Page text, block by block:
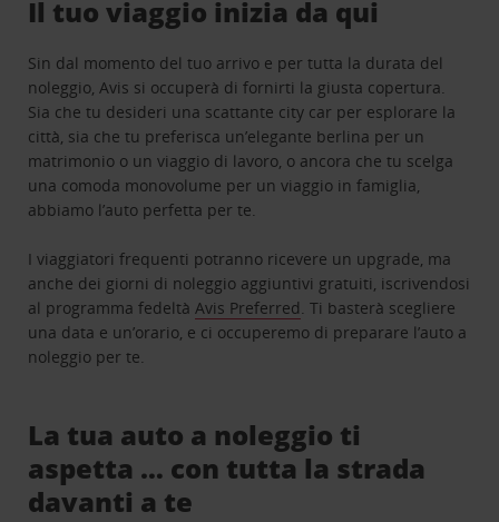
Il tuo viaggio inizia da qui
Sin dal momento del tuo arrivo e per tutta la durata del
noleggio, Avis si occuperà di fornirti la giusta copertura.
Sia che tu desideri una scattante city car per esplorare la
città, sia che tu preferisca un’elegante berlina per un
matrimonio o un viaggio di lavoro, o ancora che tu scelga
una comoda monovolume per un viaggio in famiglia,
abbiamo l’auto perfetta per te.
I viaggiatori frequenti potranno ricevere un upgrade, ma
anche dei giorni di noleggio aggiuntivi gratuiti, iscrivendosi
al programma fedeltàAvis Preferred. Ti basterà scegliere
una data e un’orario, e ci occuperemo di preparare l’auto a
noleggio per te.
La tua auto a noleggio ti
aspetta … con tutta la strada
davanti a te